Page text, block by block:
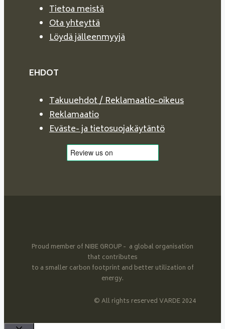
Tietoa meistä
Ota yhteyttä
Löydä jälleenmyyjä
EHDOT
Takuuehdot / Reklamaatio-oikeus
Reklamaatio
Eväste- ja tietosuojakäytäntö
Proud member of NIBE GROUP - a global organisation
that contributes
to a smaller carbon footprint and better utilization of
energy.
© All rights reserved VARDE 2024